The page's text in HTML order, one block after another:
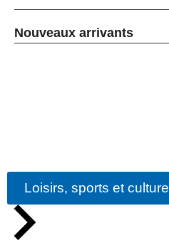
Nouveaux arrivants
Loisirs, sports et culture